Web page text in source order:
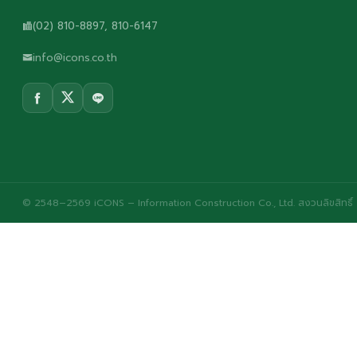
(02) 810-8897, 810-6147
info@icons.co.th
© 2548–2569 iCONS – Information Construction Co., Ltd. สงวนลิขสิทธิ์